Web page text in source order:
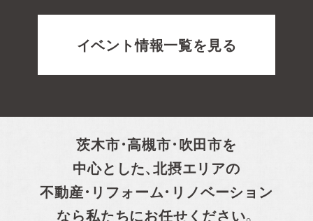
イベント情報一覧を見る
茨木市・高槻市・吹田市を
中心とした、 北摂エリアの
不動産・リフォーム・リノベーション
なら私たちにお任せください。